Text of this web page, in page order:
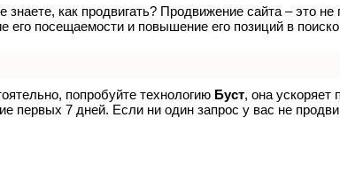
как продвигать? Продвижение сайта – это не
посещаемости и повышение его позиций в
попробуйте технологию Буст, она ускоряет
первых 7 дней. Если ни один запрос у вас не